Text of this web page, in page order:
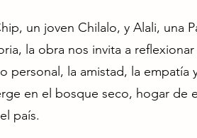
un joven Chilalo, y Alali, una
la obra nos invita a
personal, la amistad, la
en el bosque seco, hogar de
país.